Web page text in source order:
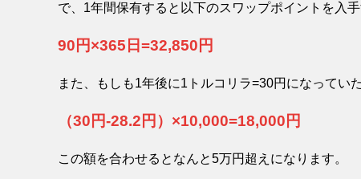
で、1年間保有すると以下のスワップポイントを入手
90円×365日=32,850円
また、もしも1年後に1トルコリラ=30円になってい
（30円-28.2円）×10,000=18,000円
この額を合わせるとなんと5万円超えになります。